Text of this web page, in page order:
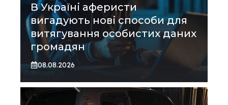
В Україні аферисти
вигадують нові способи для
витягування особистих даних
громадян
08.08.2026